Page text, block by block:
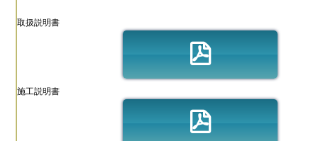
取扱説明書
施工説明書